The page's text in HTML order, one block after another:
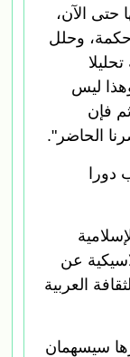
حتى الآن،
وحلل
ليس
فإن
الحاضر".
عن
العربية
سيسهمان